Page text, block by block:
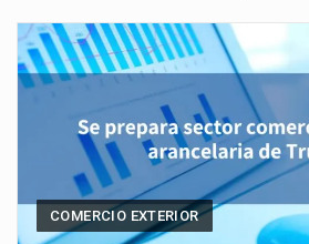
COMERCIO EXTERIOR